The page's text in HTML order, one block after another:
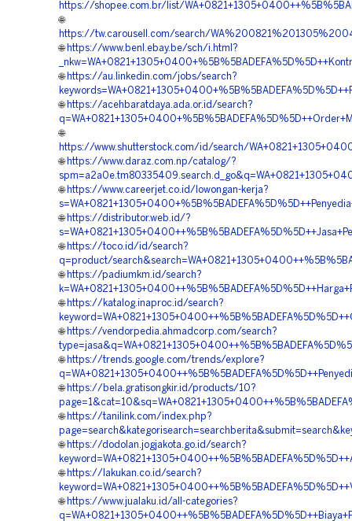
https://shopee.com.br/list/
🌐
https://tw.carousell.com/search/
🌐 https://www.benl.ebay.be/sch/i.html?
🌐 https://au.linkedin.com/jobs/search?
🌐 https://acehbaratdaya.ada.or.id/search?
🌐
https://www.shutterstock.com/id/search/
🌐 https://www.daraz.com.np/catalog/?
🌐 https://www.careerjet.co.id/lowongan-kerja?
🌐 https://distributor.web.id/?
🌐 https://toco.id/id/search?
q=product/
🌐 https://padiumkm.id/search?
🌐 https://katalog.inaproc.id/search?
🌐 https://vendorpedia.ahmadcorp.com/search?
🌐 https://trends.google.com/trends/explore?
🌐 https://bela.gratisongkir.id/products/10?
🌐 https://tanilink.com/index.php?
🌐 https://dodolan.jogjakota.go.id/search?
🌐 https://lakukan.co.id/search?
🌐 https://www.jualaku.id/all-categories?